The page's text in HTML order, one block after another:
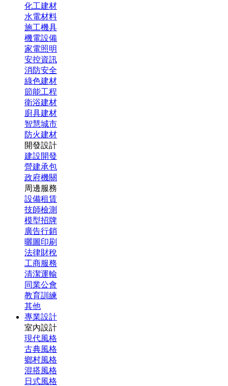
化工建材
水電材料
施工機具
機電設備
家電照明
安控資訊
消防安全
綠色建材
節能工程
衛浴建材
廚具建材
智慧城市
防火建材
開發設計
建設開發
營建承包
政府機關
周邊服務
設備租賃
技師檢測
模型招牌
廣告行銷
曬圖印刷
法律財稅
工商服務
清潔運輸
同業公會
教育訓練
其他
專業設計
室內設計
現代風格
古典風格
鄉村風格
混搭風格
日式風格